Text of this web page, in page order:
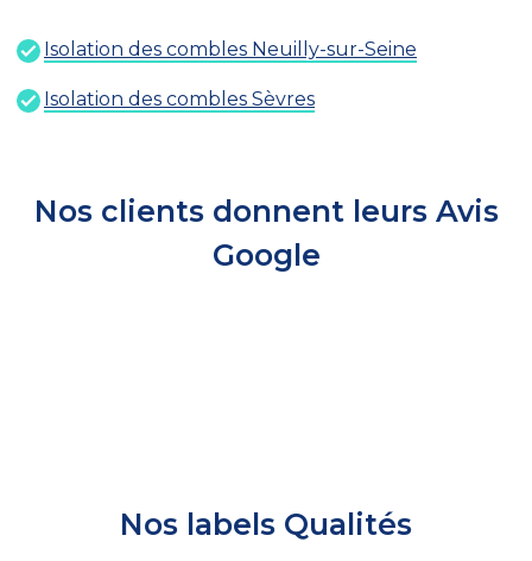
Isolation des combles Neuilly-sur-Seine
Isolation des combles Sèvres
Nos clients donnent leurs Avis
Google
Nos labels Qualités